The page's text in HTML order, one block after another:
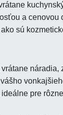
a
sú
náradia,
pre